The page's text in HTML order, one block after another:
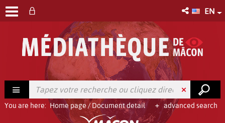
EN
advanced search
You are here: Home page/Document detail